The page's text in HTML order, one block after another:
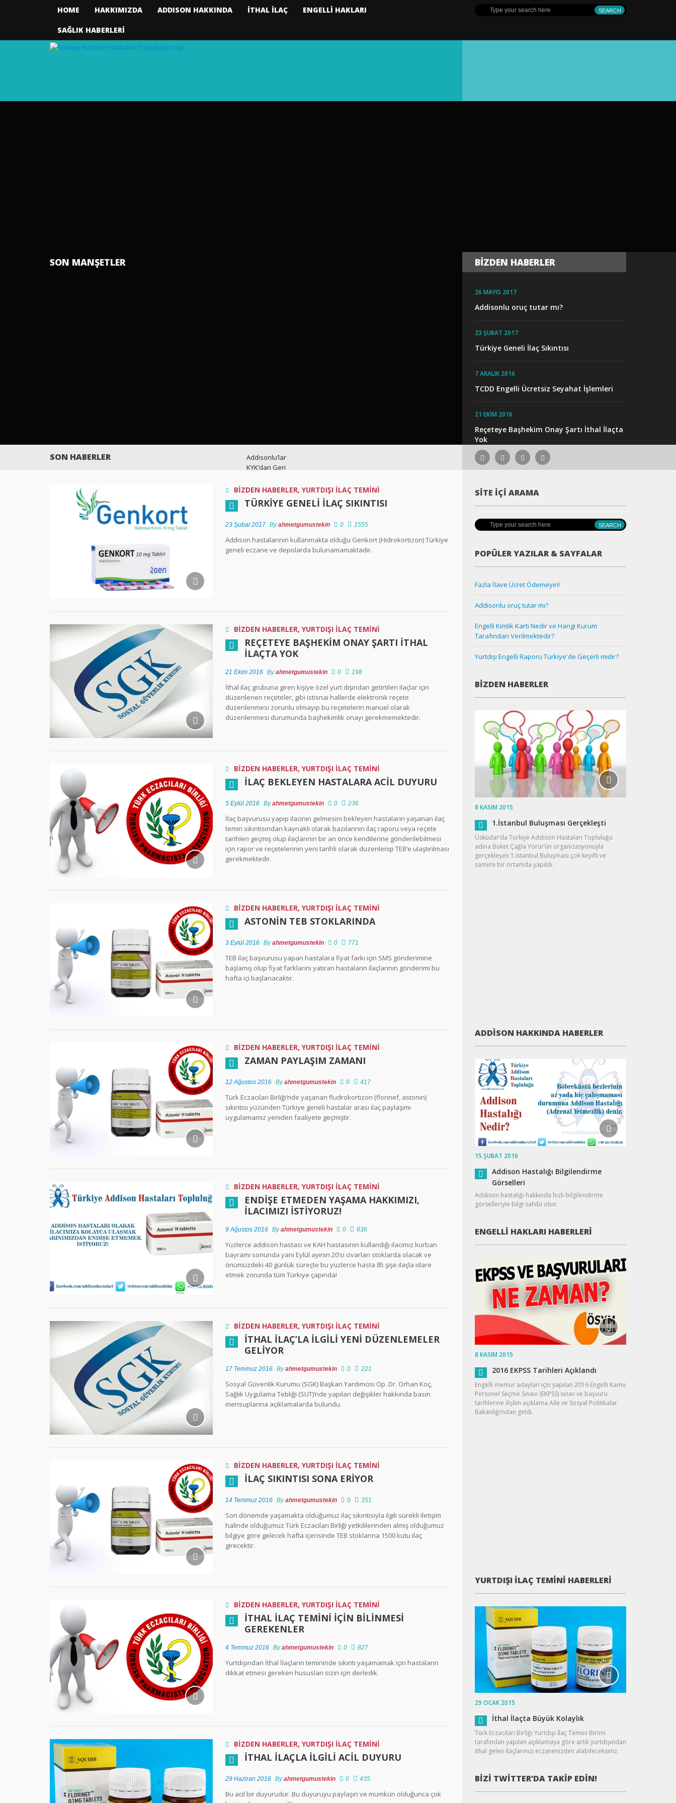
HOME HAKKIMIZDA ADDISON HAKKINDA İTHAL İLAÇ ENGELLİ HAKLARI
SAĞLIK HABERLERİ
SON MANŞETLER BIZDEN HABERLER
26 MAYIS 2017
Addisonlu oruç tutar mı?
23 ŞUBAT 2017
Türkiye Geneli İlaç Sıkıntısı
7 ARALIK 2016
TCDD Engelli Ücretsiz Seyahat İşlemleri
21 EKIM 2016
Reçeteye Başhekim Onay Şartı İthal İlaçta
Yok
SON HABERLER
Addisonlu’lar
KYK’dan Geri
Alabilir
tutar mı?
Türkiye Geneli İlaç
Ülkemizde Engelli
Kişilere Sağlanan
Hak Ve Hizmetler
Nelerdir?
Yurtdışı Engelli
Raporu Türkiye’de
Geçerli midir?
Kurulu Raporu
Engelli Kimlik Kartı
Yıpranırsa Ne
Engelli Kimlik Kartı
Kimlere
Verilmektedir?
Kurum Tarafından
Verilmektedir?
BİZDEN HABERLER, YURTDIŞI İLAÇ TEMİNİ
TÜRKIYE GENELI İLAÇ SIKINTISI
23 Şubat 2017 Byahmetgumustekin 0 1555
Addison hastalarının kullanmakta olduğu Genkort (Hidrokortizon) Türkiye
geneli eczane ve depolarda bulunamamaktadır.
BİZDEN HABERLER, YURTDIŞI İLAÇ TEMİNİ
REÇETEYE BAŞHEKIM ONAY ŞARTI İTHAL
İLAÇTA YOK
21 Ekim 2016 Byahmetgumustekin 0 198
İthal ilaç grubuna giren kişiye özel yurt dışından getirtilen ilaçlar için
düzenlenen reçeteler, gibi istisnai hallerde elektronik reçete
düzenlenmesi zorunlu olmayıp bu reçetelerin manuel olarak
düzenlenmesi durumunda başhekimlik onayı gerekmemektedir.
BİZDEN HABERLER, YURTDIŞI İLAÇ TEMİNİ
İLAÇ BEKLEYEN HASTALARA ACIL DUYURU
5 Eylül 2016 Byahmetgumustekin 0 236
İlaç başvurusu yapıp ilacının gelmesini bekleyen hastaların yaşanan ilaç
temin sıkıntısından kaynaklı olarak bazılarının ilaç raporu veya reçete
tarihleri geçmiş olup ilaçlarının bir an önce kendilerine gönderilebilmesi
için rapor ve reçetelerinin yeni tarihli olarak düzenlenip TEB’e ulaştırılması
gerekmektedir.
BİZDEN HABERLER, YURTDIŞI İLAÇ TEMİNİ
ASTONIN TEB STOKLARINDA
3 Eylül 2016 Byahmetgumustekin 0 771
TEB ilaç başvurusu yapan hastalara fiyat farkı için SMS gönderimine
başlamış olup fiyat farklarını yatıran hastaların ilaçlarının gönderimi bu
hafta içi başlanacaktır.
BİZDEN HABERLER, YURTDIŞI İLAÇ TEMİNİ
ZAMAN PAYLAŞIM ZAMANI
12 Ağustos 2016 Byahmetgumustekin 0 417
Türk Eczacıları Birliği’nde yaşanan fludrokortizon (florinef, astonin)
sıkıntısı yüzünden Türkiye geneli hastalar arası ilaç paylaşımı
uygulamamız yeniden faaliyete geçmiştir.
BİZDEN HABERLER, YURTDIŞI İLAÇ TEMİNİ
ENDIŞE ETMEDEN YAŞAMA HAKKIMIZI,
ILACIMIZI ISTIYORUZ!
9 Ağustos 2016 Byahmetgumustekin 0 836
Yüzlerce addison hastası ve KAH hastasının kullandığı ilacımız kurban
bayramı sonunda yani Eylül ayının 20’si civarları stoklarda olacak ve
önümüzdeki 40 günlük süreçte bu yüzlerce hasta 85 şişe ilaçla idare
etmek zorunda tüm Türkiye çapında!
BİZDEN HABERLER, YURTDIŞI İLAÇ TEMİNİ
İTHAL İLAÇ’LA ILGILI YENI DÜZENLEMELER
GELIYOR
17 Temmuz 2016 Byahmetgumustekin 0 221
Sosyal Güvenlik Kurumu (SGK) Başkan Yardımcısı Op. Dr. Orhan Koç,
Sağlık Uygulama Tebliği (SUT)’nde yapılan değişikler hakkında basın
mensuplarına açıklamalarda bulundu.
BİZDEN HABERLER, YURTDIŞI İLAÇ TEMİNİ
İLAÇ SIKINTISI SONA ERIYOR
14 Temmuz 2016 Byahmetgumustekin 0 351
Son dönemde yaşamakta olduğumuz ilaç sıkıntısıyla ilgili sürekli iletişim
halinde olduğumuz Türk Eczacıları Birliği yetkililerinden almış olduğumuz
bilgiye göre gelecek hafta içerisinde TEB stoklarına 1500 kutu ilaç
girecektir.
BİZDEN HABERLER, YURTDIŞI İLAÇ TEMİNİ
İTHAL İLAÇ TEMINI İÇIN BILINMESI
GEREKENLER
4 Temmuz 2016 Byahmetgumustekin 0 827
Yurtdışından İthal İlaçların temininde sıkıntı yaşamamak için hastaların
dikkat etmesi gereken hususları sizin için derledik.
BİZDEN HABERLER, YURTDIŞI İLAÇ TEMİNİ
İTHAL İLAÇLA İLGILI ACIL DUYURU
29 Haziran 2016 Byahmetgumustekin 0 435
Bu acil bir duyurudur. Bu duyuruyu paylaşın ve mümkün olduğunca çok
SITE İÇI ARAMA
POPÜLER YAZILAR & SAYFALAR
Fazla İlave Ücret Ödemeyin!
Addisonlu oruç tutar mı?
Engelli Kimlik Kartı Nedir ve Hangi Kurum
Tarafından Verilmektedir?
Yurtdışı Engelli Raporu Türkiye'de Geçerli midir?
BIZDEN HABERLER
8 KASIM 2015
1.İstanbul Buluşması Gerçekleşti
Üsküdar’da Turkiye Addison Hastaları Topluluğu
adına Buket Çağla Yörür’ün organizasyonuyla
gerçekleşen 1.İstanbul Buluşması çok keyifli ve
samimi bir ortamda yapıldı.
ADDISON HAKKINDA HABERLER
15 ŞUBAT 2016
Addison Hastalığı Bilgilendirme
Görselleri
Addison hastalığı hakkında hızlı bilgilendirme
görselleriyle bilgi sahibi olun.
ENGELLI HAKLARI HABERLERI
8 KASIM 2015
2016 EKPSS Tarihleri Açıklandı
Engelli memur adayları için yapılan 2016 Engelli Kamu
Personel Seçme Sınavı (EKPSS) sınav ve başvuru
tarihlerine ilişkin açıklama Aile ve Sosyal Politikalar
Bakanlığı’ndan geldi.
YURTDIŞI İLAÇ TEMINI HABERLERI
29 OCAK 2015
İthal İlaçta Büyük Kolaylık
Türk Eczacıları Birliği Yurtdışı İlaç Temini Birimi
tarafından yapılan açıklamaya göre artık yurtdışından
ithal gelen ilaçlarınızı eczanenizden alabileceksiniz.
BIZI TWITTER’DA TAKIP EDIN!